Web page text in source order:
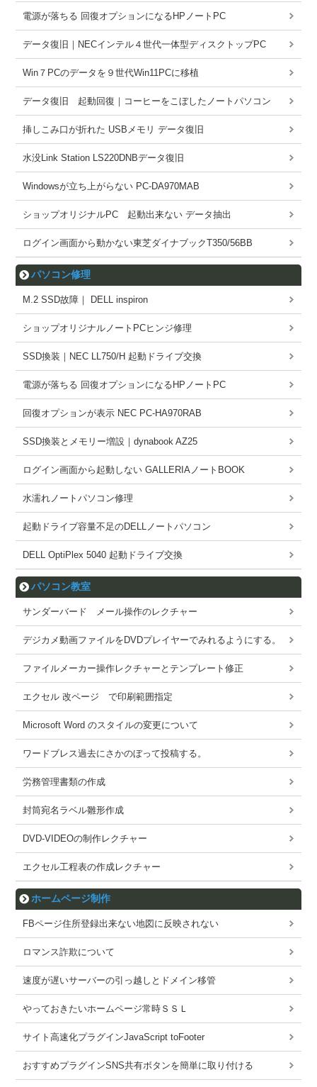
電源が落ちる 回復オプションになるHPノートPC
データ復旧｜NECインテル４世代一体型ディスクトップPC
Win７PCのデータを９世代Win11PCに移植
データ復旧 起動回復｜コーヒーをこぼしたノートパソコン
挿しこみ口が折れた USBメモリ データ復旧
水没Link Station LS220DNBデータ復旧
Windowsが立ち上がらない PC-DA970MAB
ショップオリジナルPC 起動出来ない データ抽出
ログイン画面から動かない東芝ダイナブックT350/56BB
パソコン修理
M.2 SSD故障｜ DELL inspiron
ショップオリジナルノートPCヒンジ修理
SSD換装｜NEC LL750/H 起動ドライブ交換
電源が落ちる 回復オプションになるHPノートPC
回復オプションが表示 NEC PC-HA970RAB
SSD換装とメモリー増設｜dynabook AZ25
ログイン画面から起動しない GALLERIAノートBOOK
水濡れノートパソコン修理
起動ドライブ容量不足のDELLノートパソコン
DELL OptiPlex 5040 起動ドライブ交換
パソコン教室
サンダーバード メール操作のレクチャー
デジカメ動画ファイルをDVDプレイヤーでみれるようにする。
ファイルメーカー操作レクチャーとテンプレート修正
エクセル 改ページ で印刷範囲指定
Microsoft Word のスタイルの変更について
ワードブレス過去にさかのぼって投稿する。
労務管理書類の作成
封筒宛名ラベル雛形作成
DVD-VIDEOの制作レクチャー
エクセル工程表の作成レクチャー
ホームページ制作
FBページ住所登録出来ない地図に反映されない
ロマンス詐欺について
速度が遅いサーバーの引っ越しとドメイン移管
やっておきたいホームページ常時ＳＳＬ
サイト高速化プラグインJavaScript toFooter
おすすめプラグインSNS共有ボタンを簡単に取り付ける